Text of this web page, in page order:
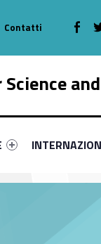
38
primary-
Link identifier
Contatti